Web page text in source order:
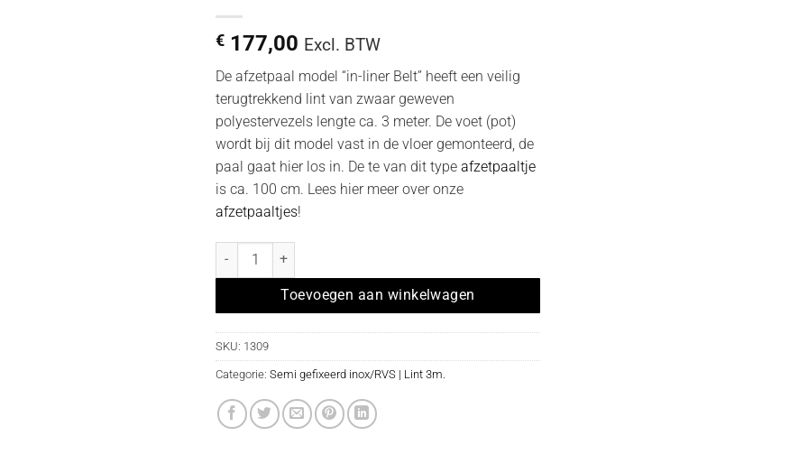
€ 177,00 Excl. BTW
De afzetpaal model “in-liner Belt” heeft een veilig
terugtrekkend lint van zwaar geweven
polyestervezels lengte ca. 3 meter. De voet (pot)
wordt bij dit model vast in de vloer gemonteerd, de
paal gaat hier los in. De te van dit type afzetpaaltje
is ca. 100 cm. Lees hier meer over onze
afzetpaaltjes!
Afzetpaal model "in-liner Belt semi gefixeerd" inox met PAARS lint hoeveelheid
Toevoegen aan winkelwagen
SKU: 1309
Categorie: Semi gefixeerd inox/RVS | Lint 3m.